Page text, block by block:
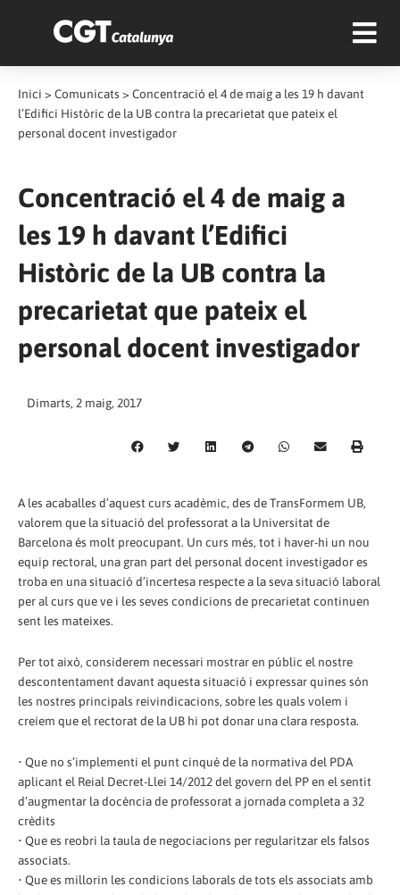
Inici > Comunicats > Concentració el 4 de maig a les 19 h davant
l’Edifici Històric de la UB contra la precarietat que pateix el
personal docent investigador
Concentració el 4 de maig a
les 19 h davant l’Edifici
Històric de la UB contra la
precarietat que pateix el
personal docent investigador
Dimarts, 2 maig, 2017
A les acaballes d’aquest curs acadèmic, des de TransFormem UB,
valorem que la situació del professorat a la Universitat de
Barcelona és molt preocupant. Un curs més, tot i haver-hi un nou
equip rectoral, una gran part del personal docent investigador es
troba en una situació d’incertesa respecte a la seva situació laboral
per al curs que ve i les seves condicions de precarietat continuen
sent les mateixes.
Per tot això, considerem necessari mostrar en públic el nostre
descontentament davant aquesta situació i expressar quines són
les nostres principals reivindicacions, sobre les quals volem i
creiem que el rectorat de la UB hi pot donar una clara resposta.
• Que no s’implementi el punt cinquè de la normativa del PDA
aplicant el Reial Decret-Llei 14/2012 del govern del PP en el sentit
d’augmentar la docència de professorat a jornada completa a 32
crèdits
• Que es reobri la taula de negociacions per regularitzar els falsos
associats.
• Que es millorin les condicions laborals de tots els associats amb